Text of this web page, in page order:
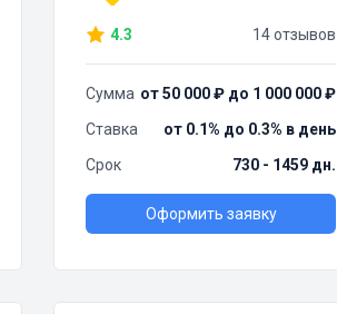
4.3 14 отзывов
Сумма от 50 000 ₽ до 1 000 000 ₽
Ставка
от 0.1% до 0.3% в день
Срок
730 - 1459 дн.
Оформить заявку